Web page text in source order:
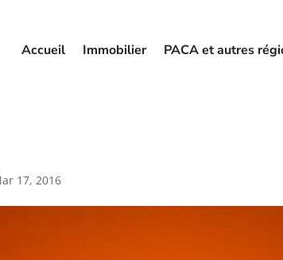
Accueil Immobilier PACA et autres
17, 2016